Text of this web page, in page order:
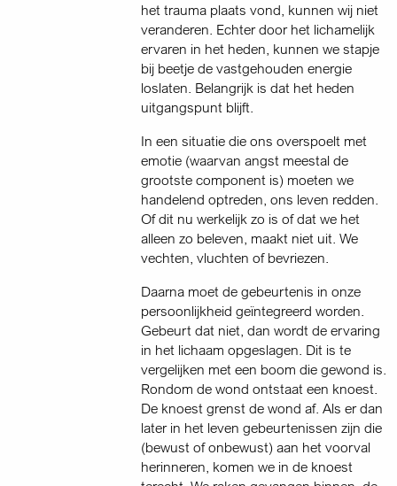
het trauma plaats vond, kunnen wij niet
veranderen. Echter door het lichamelijk
ervaren in het heden, kunnen we stapje
bij beetje de vastgehouden energie
loslaten. Belangrijk is dat het heden
uitgangspunt blijft.
In een situatie die ons overspoelt met
emotie (waarvan angst meestal de
grootste component is) moeten we
handelend optreden, ons leven redden.
Of dit nu werkelijk zo is of dat we het
alleen zo beleven, maakt niet uit. We
vechten, vluchten of bevriezen.
Daarna moet de gebeurtenis in onze
persoonlijkheid geïntegreerd worden.
Gebeurt dat niet, dan wordt de ervaring
in het lichaam opgeslagen. Dit is te
vergelijken met een boom die gewond is.
Rondom de wond ontstaat een knoest.
De knoest grenst de wond af. Als er dan
later in het leven gebeurtenissen zijn die
(bewust of onbewust) aan het voorval
herinneren, komen we in de knoest